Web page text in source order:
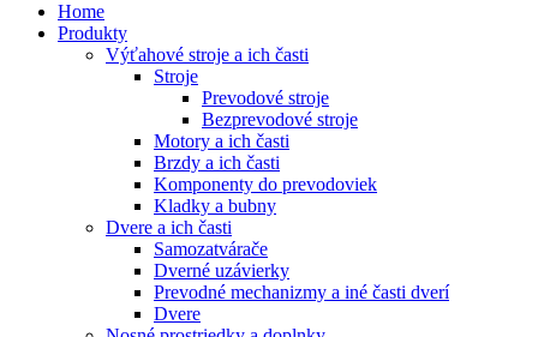
Home
Produkty
Výťahové stroje a ich časti
Stroje
Prevodové stroje
Bezprevodové stroje
Motory a ich časti
Brzdy a ich časti
Komponenty do prevodoviek
Kladky a bubny
Dvere a ich časti
Samozatvárače
Dverné uzávierky
Prevodné mechanizmy a iné časti dverí
Dvere